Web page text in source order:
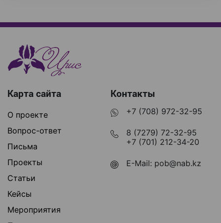
Карта сайта
О проекте
Вопрос-ответ
Письма
Проекты
Статьи
Кейсы
Мероприятия
Контакты
+7 (708) 972-32-95
8 (7279) 72-32-95
+7 (701) 212-34-20
E-Mail: pob@nab.kz